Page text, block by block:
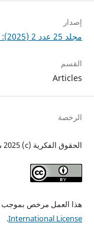
إصدار
مجلد 25 عدد 2 (2025): مجلة القادسية لعلوم التربية الرياضية
القسم
Articles
الرخصة
الحقوق الفكرية (c) 2025 مجلة القادسية لعلوم التربية الرياضية
هذا العمل مرخص بموجب
International License
.